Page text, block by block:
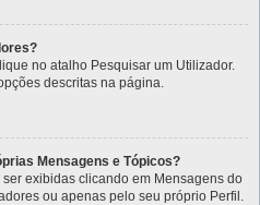
no atalho Pesquisar um Utilizador.
descritas na página.
Mensagens e Tópicos?
exibidas clicando em Mensagens do
ou apenas pelo seu próprio Perfil.